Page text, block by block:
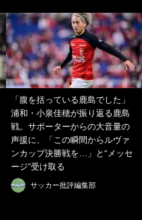
「腹を括っている鹿島でした」
浦和・小泉佳穂が振り返る鹿島
戦。サポーターからの大音量の
声援に、「この瞬間からルヴァ
ンカップ決勝戦を…」と“メッセ
ージ”受け取る
サッカー批評編集部